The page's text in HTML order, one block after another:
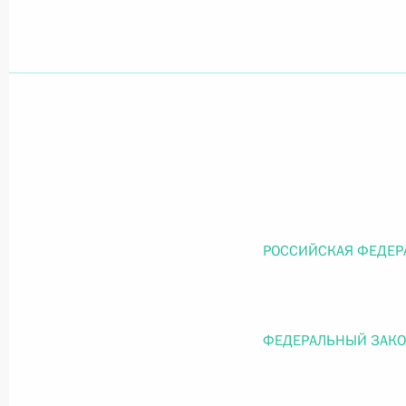
Официальный портал правовой информации
О внесении изменений в статью 11
РОССИЙСКАЯ
ФЕДЕРАЛЬНЫЙ